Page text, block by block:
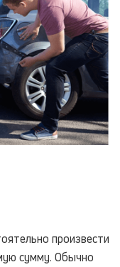
произвести
сумму. Обычно